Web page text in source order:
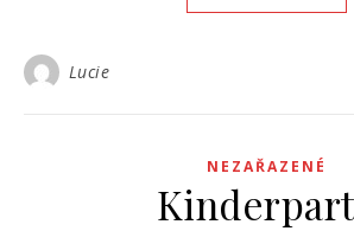
Lucie
NEZAŘAZENÉ